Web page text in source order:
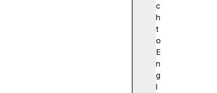
c
h
t
o
E
n
g
l